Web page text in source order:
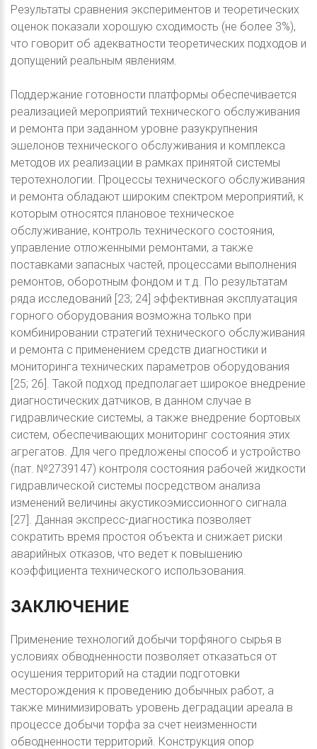
Результаты сравнения экспериментов и теоретических
оценок показали хорошую сходимость (не более 3%),
что говорит об адекватности теоретических подходов и
допущений реальным явлениям.
Поддержание готовности платформы обеспечивается
реализацией мероприятий технического обслуживания
и ремонта при заданном уровне разукрупнения
эшелонов технического обслуживания и комплекса
методов их реализации в рамках принятой системы
теротехнологии. Процессы технического обслуживания
и ремонта обладают широким спектром мероприятий, к
которым относятся плановое техническое
обслуживание, контроль технического состояния,
управление отложенными ремонтами, а также
поставками запасных частей, процессами выполнения
ремонтов, оборотным фондом и т.д. По результатам
ряда исследований [23; 24] эффективная эксплуатация
горного оборудования возможна только при
комбинировании стратегий технического обслуживания
и ремонта с применением средств диагностики и
мониторинга технических параметров оборудования
[25; 26]. Такой подход предполагает широкое внедрение
диагностических датчиков, в данном случае в
гидравлические системы, а также внедрение бортовых
систем, обеспечивающих мониторинг состояния этих
агрегатов. Для чего предложены способ и устройство
(пат. №2739147) контроля состояния рабочей жидкости
гидравлической системы посредством анализа
изменений величины акустикоэмиссионного сигнала
[27]. Данная экспресс-диагностика позволяет
сократить время простоя объекта и снижает риски
аварийных отказов, что ведет к повышению
коэффициента технического использования.
ЗАКЛЮЧЕНИЕ
Применение технологий добычи торфяного сырья в
условиях обводненности позволяет отказаться от
осушения территорий на стадии подготовки
месторождения к проведению добычных работ, а
также минимизировать уровень деградации ареала в
процессе добычи торфа за счет неизменности
обводненности территорий. Конструкция опор